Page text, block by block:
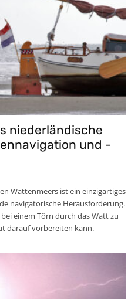
niederländische
und -
Wattenmeers ist ein einzigartiges
navigatorische Herausforderung.
einem Törn durch das Watt zu
darauf vorbereiten kann.